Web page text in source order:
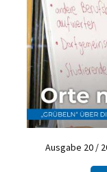
Ausgabe 20 /